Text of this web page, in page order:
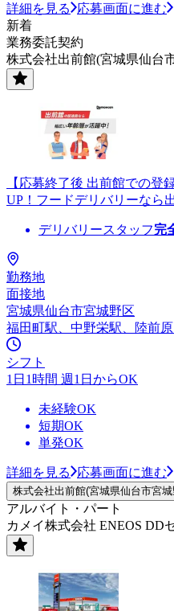
詳細を見る
応募画面に進む
新着
業務委託契約
株式会社出前館(宮城県仙台
【応募終了後 出前館での登
UP！フードデリバリーなら
デリバリースタッフ完
勤務地
面接地
宮城県仙台市宮城野区
福田町駅、中野栄駅、陸前
シフト
1日1時間 週1日からOK
未経験OK
短期OK
単発OK
詳細を見る 応募画面に進む
株式会社出前館(宮城県仙台市宮
アルバイト・パート
カメイ株式会社 ENEOS DD